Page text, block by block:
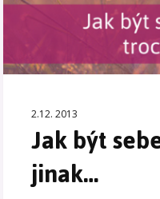
2.12. 2013
Jak být
jinak…